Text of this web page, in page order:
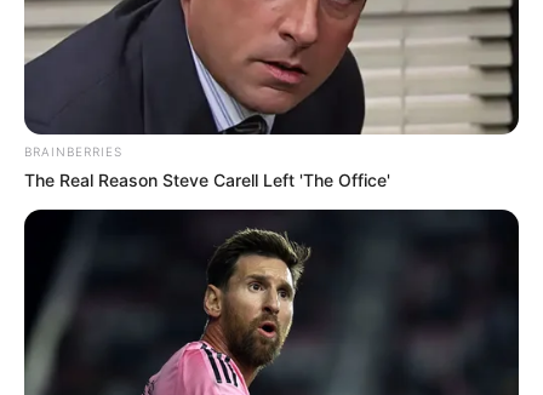
BRAINBERRIES
The Real Reason Steve Carell Left 'The Office'